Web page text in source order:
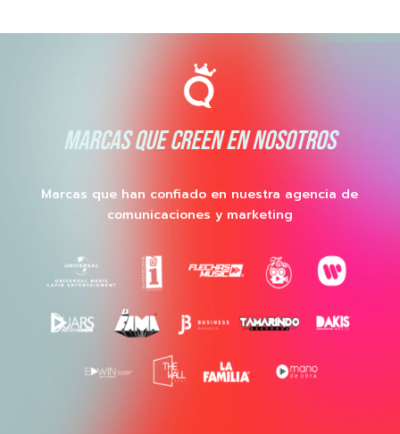
MARCAS QUE CREEN EN NOSOTROS
Marcas que han confiado en nuestra agencia de
comunicaciones y marketing